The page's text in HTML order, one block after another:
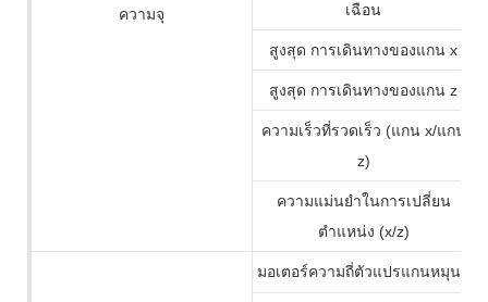
ความจุ
เฉือน
สูงสุด การเดินทางของแกน x
สูงสุด การเดินทางของแกน z
ความเร็วที่รวดเร็ว (แกน x/แกน
z)
ความแม่นยำในการเปลี่ยน
ตำแหน่ง (x/z)
มอเตอร์ความถี่ตัวแปรแกนหมุน